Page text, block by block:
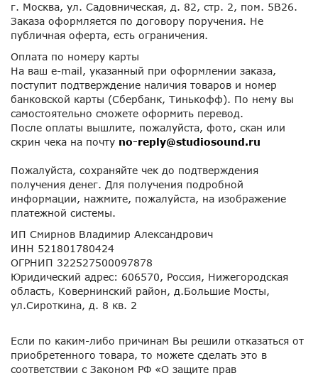
г. Москва, ул. Садовническая, д. 82, стр. 2, пом. 5В26.
Заказа оформляется по договору поручения. Не
публичная оферта, есть ограничения.
Оплата по номеру карты
На ваш e-mail, указанный при оформлении заказа,
поступит подтверждение наличия товаров и номер
банковской карты (Сбербанк, Тинькофф). По нему вы
самостоятельно сможете оформить перевод.
После оплаты вышлите, пожалуйста, фото, скан или
скрин чека на почту no-reply@studiosound.ru
Пожалуйста, сохраняйте чек до подтверждения
получения денег. Для получения подробной
информации, нажмите, пожалуйста, на изображение
платежной системы.
ИП Смирнов Владимир Александрович
ИНН 521801780424
ОГРНИП 322527500097878
Юридический адрес: 606570, Россия, Нижегородская
область, Ковернинский район, д.Большие Мосты,
ул.Сироткина, д. 8 кв. 2
Если по каким-либо причинам Вы решили отказаться от
приобретенного товара, то можете сделать это в
соответствии с Законом РФ «О защите прав